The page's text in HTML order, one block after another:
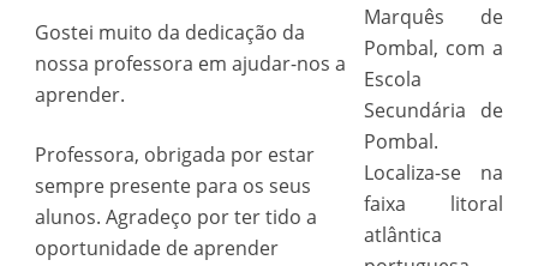
Gostei muito da dedicação da
nossa professora em ajudar-nos a
aprender.
Professora, obrigada por estar
sempre presente para os seus
alunos. Agradeço por ter tido a
oportunidade de aprender
Marquês de
Pombal, com a
Escola
Secundária de
Pombal.
Localiza-se na
faixa litoral
atlântica